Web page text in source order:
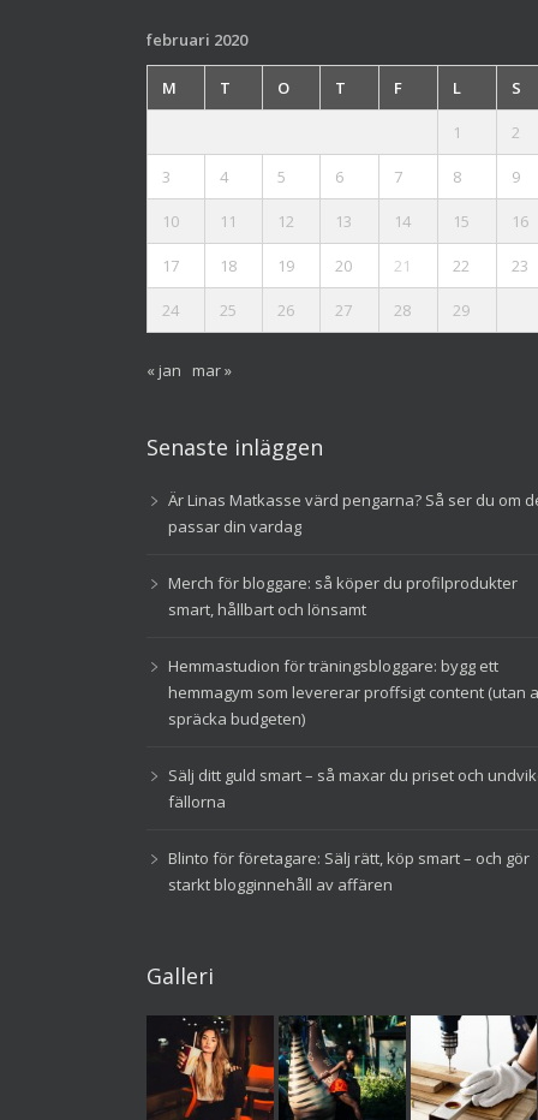
februari 2020
M T O T F L S
1 2
3 4 5 6 7 8 9
10 11 12 13 14 15 16
17 18 19 20 21 22 23
24 25 26 27 28 29
« jan mar »
Senaste inläggen
Är Linas Matkasse värd pengarna? Så ser du om
passar din vardag
Merch för bloggare: så köper du profilprodukter
smart, hållbart och lönsamt
Hemmastudion för träningsbloggare: bygg ett
hemmagym som levererar proffsigt content (utan
spräcka budgeten)
Sälj ditt guld smart – så maxar du priset och
fällorna
Blinto för företagare: Sälj rätt, köp smart – och gör
starkt blogginnehåll av affären
Galleri